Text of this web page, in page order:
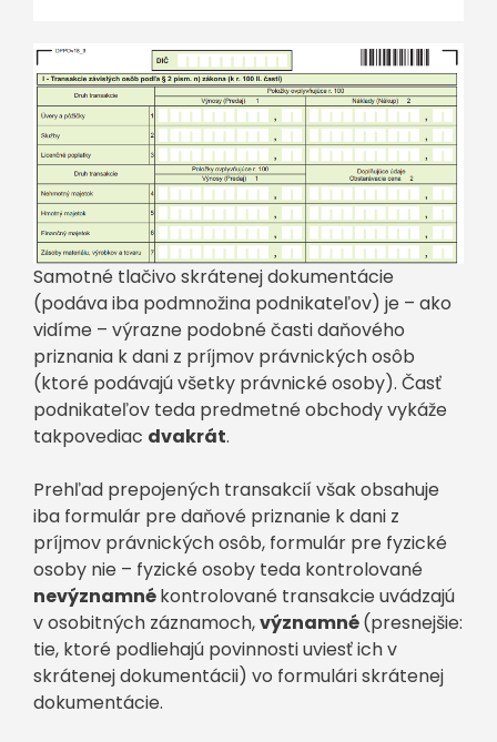
Samotné tlačivo skrátenej dokumentácie
(podáva iba podmnožina podnikateľov) je – ako
vidíme – výrazne podobné časti daňového
priznania k dani z príjmov právnických osôb
(ktoré podávajú všetky právnické osoby). Časť
podnikateľov teda predmetné obchody vykáže
takpovediac dvakrát.
Prehľad prepojených transakcií však obsahuje
iba formulár pre daňové priznanie k dani z
príjmov právnických osôb, formulár pre fyzické
osoby nie – fyzické osoby teda kontrolované
nevýznamnékontrolované transakcie uvádzajú
v osobitných záznamoch,významné(presnejšie:
tie, ktoré podliehajú povinnosti uviesť ich v
skrátenej dokumentácii) vo formulári skrátenej
dokumentácie.